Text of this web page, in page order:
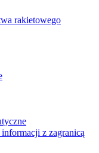
rakietowego
z zagranicą